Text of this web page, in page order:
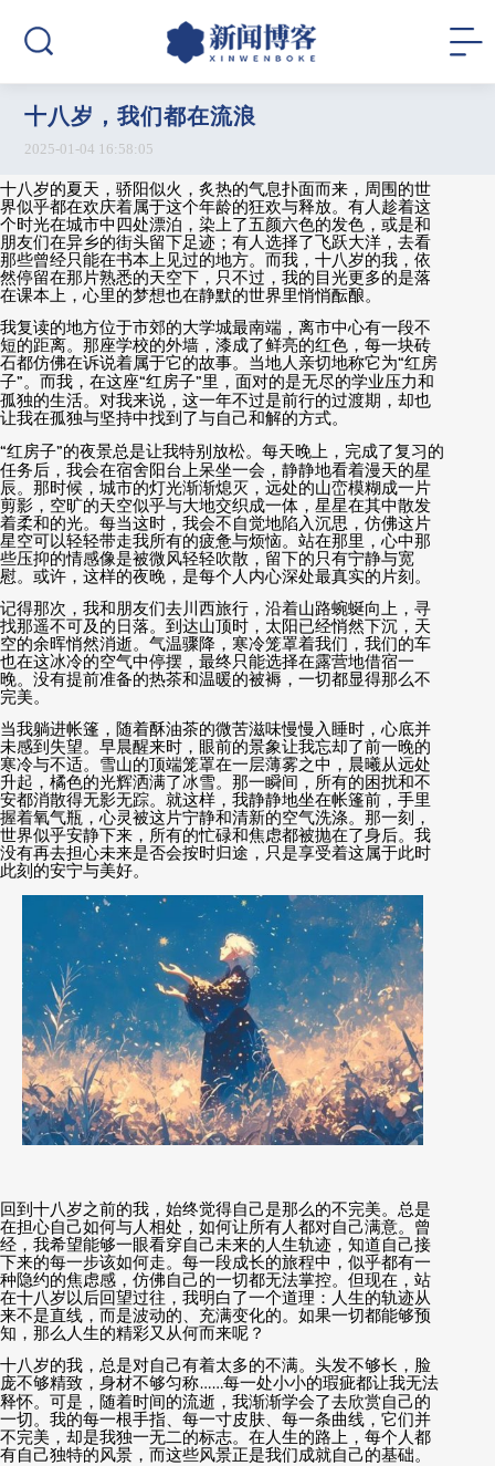
十八岁，我们都在流浪
2025-01-04 16:58:05
十八岁的夏天，骄阳似火，炙热的气息扑面而来，周围的世
界似乎都在欢庆着属于这个年龄的狂欢与释放。有人趁着这
个时光在城市中四处漂泊，染上了五颜六色的发色，或是和
朋友们在异乡的街头留下足迹；有人选择了飞跃大洋，去看
那些曾经只能在书本上见过的地方。而我，十八岁的我，依
然停留在那片熟悉的天空下，只不过，我的目光更多的是落
在课本上，心里的梦想也在静默的世界里悄悄酝酿。
我复读的地方位于市郊的大学城最南端，离市中心有一段不
短的距离。那座学校的外墙，漆成了鲜亮的红色，每一块砖
石都仿佛在诉说着属于它的故事。当地人亲切地称它为“红房
子”。而我，在这座“红房子”里，面对的是无尽的学业压力和
孤独的生活。对我来说，这一年不过是前行的过渡期，却也
让我在孤独与坚持中找到了与自己和解的方式。
“红房子”的夜景总是让我特别放松。每天晚上，完成了复习的
任务后，我会在宿舍阳台上呆坐一会，静静地看着漫天的星
辰。那时候，城市的灯光渐渐熄灭，远处的山峦模糊成一片
剪影，空旷的天空似乎与大地交织成一体，星星在其中散发
着柔和的光。每当这时，我会不自觉地陷入沉思，仿佛这片
星空可以轻轻带走我所有的疲惫与烦恼。站在那里，心中那
些压抑的情感像是被微风轻轻吹散，留下的只有宁静与宽
慰。或许，这样的夜晚，是每个人内心深处最真实的片刻。
记得那次，我和朋友们去川西旅行，沿着山路蜿蜒向上，寻
找那遥不可及的日落。到达山顶时，太阳已经悄然下沉，天
空的余晖悄然消逝。气温骤降，寒冷笼罩着我们，我们的车
也在这冰冷的空气中停摆，最终只能选择在露营地借宿一
晚。没有提前准备的热茶和温暖的被褥，一切都显得那么不
完美。
当我躺进帐篷，随着酥油茶的微苦滋味慢慢入睡时，心底并
未感到失望。早晨醒来时，眼前的景象让我忘却了前一晚的
寒冷与不适。雪山的顶端笼罩在一层薄雾之中，晨曦从远处
升起，橘色的光辉洒满了冰雪。那一瞬间，所有的困扰和不
安都消散得无影无踪。就这样，我静静地坐在帐篷前，手里
握着氧气瓶，心灵被这片宁静和清新的空气洗涤。那一刻，
世界似乎安静下来，所有的忙碌和焦虑都被抛在了身后。我
没有再去担心未来是否会按时归途，只是享受着这属于此时
此刻的安宁与美好。
回到十八岁之前的我，始终觉得自己是那么的不完美。总是
在担心自己如何与人相处，如何让所有人都对自己满意。曾
经，我希望能够一眼看穿自己未来的人生轨迹，知道自己接
下来的每一步该如何走。每一段成长的旅程中，似乎都有一
种隐约的焦虑感，仿佛自己的一切都无法掌控。但现在，站
在十八岁以后回望过往，我明白了一个道理：人生的轨迹从
来不是直线，而是波动的、充满变化的。如果一切都能够预
知，那么人生的精彩又从何而来呢？
十八岁的我，总是对自己有着太多的不满。头发不够长，脸
庞不够精致，身材不够匀称……每一处小小的瑕疵都让我无法
释怀。可是，随着时间的流逝，我渐渐学会了去欣赏自己的
一切。我的每一根手指、每一寸皮肤、每一条曲线，它们并
不完美，却是我独一无二的标志。在人生的路上，每个人都
有自己独特的风景，而这些风景正是我们成就自己的基础。